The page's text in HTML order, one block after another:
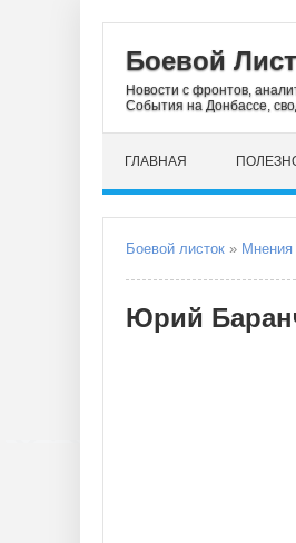
Боевой
Новости с фронтов,
События на Донбассе,
ГЛАВНАЯ
Боевой листок » Мнения
Юрий